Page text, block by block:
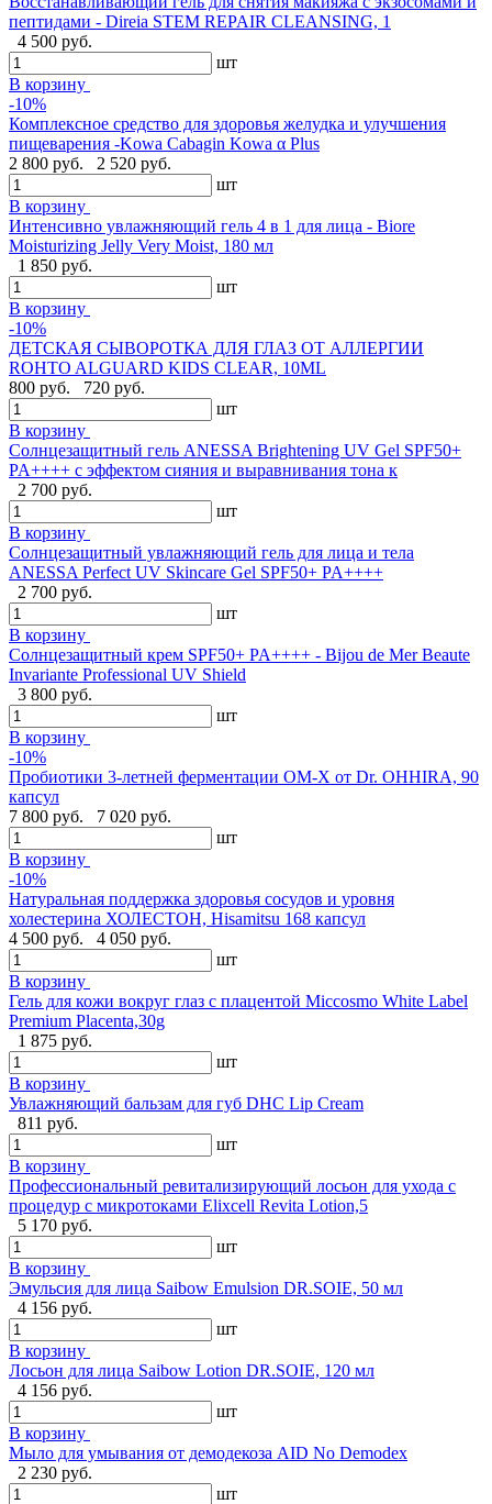
пептидами - Direia STEM REPAIR CLEANSING, 1
4 500 руб.
шт
В корзину
-10%
Комплексное средство для здоровья желудка и улучшения
пищеварения -Kowa Cabagin Kowa α Plus
2 800 руб.
2 520 руб.
шт
В корзину
Интенсивно увлажняющий гель 4 в 1 для лица - Biore
Moisturizing Jelly Very Moist, 180 мл
1 850 руб.
шт
В корзину
-10%
ДЕТСКАЯ СЫВОРОТКА ДЛЯ ГЛАЗ ОТ АЛЛЕРГИИ
ROHTO ALGUARD KIDS CLEAR, 10ML
800 руб.
720 руб.
шт
В корзину
Солнцезащитный гель ANESSA Brightening UV Gel SPF50+
PA++++ с эффектом сияния и выравнивания тона к
2 700 руб.
шт
В корзину
Солнцезащитный увлажняющий гель для лица и тела
ANESSA Perfect UV Skincare Gel SPF50+ PA++++
2 700 руб.
шт
В корзину
Cолнцезащитный крем SPF50+ PA++++ - Bijou de Mer Beaute
Invariante Professional UV Shield
3 800 руб.
шт
В корзину
-10%
Пробиотики 3-летней ферментации OM-X от Dr. OHHIRA, 90
капсул
7 800 руб.
7 020 руб.
шт
В корзину
-10%
Натуральная поддержка здоровья сосудов и уровня
холестерина ХОЛЕСТОН, Hisamitsu 168 капсул
4 500 руб.
4 050 руб.
шт
В корзину
Гель для кожи вокруг глаз с плацентой Miccosmo White Label
Premium Placenta,30g
1 875 руб.
шт
В корзину
Увлажняющий бальзам для губ DHC Lip Cream
811 руб.
шт
В корзину
Профессиональный ревитализирующий лосьон для ухода с
процедур с микротоками Elixcell Revita Lotion,5
5 170 руб.
шт
В корзину
Эмульсия для лица Saibow Emulsion DR.SOIE, 50 мл
4 156 руб.
шт
В корзину
Лосьон для лица Saibow Lotion DR.SOIE, 120 мл
4 156 руб.
шт
В корзину
Мыло для умывания от демодекоза AID No Demodex
2 230 руб.
шт